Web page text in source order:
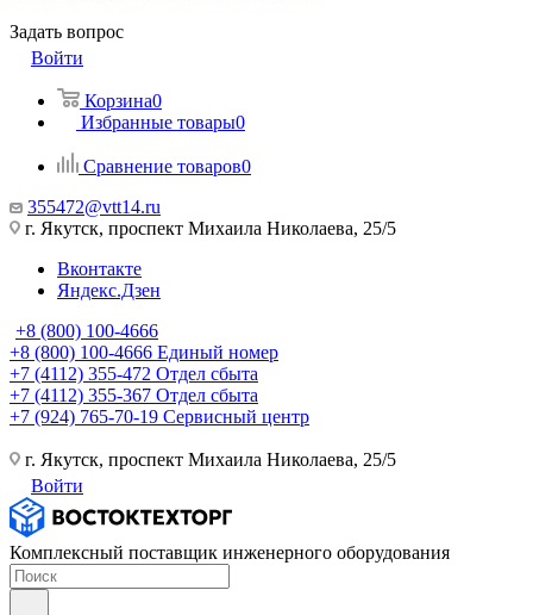
Задать вопрос
Войти
Корзина0
Избранные товары0
Сравнение товаров0
355472@vtt14.ru
г. Якутск, проспект Михаила Николаева, 25/5
Вконтакте
Яндекс.Дзен
+8 (800) 100-4666
+8 (800) 100-4666 Единый номер
+7 (4112) 355-472 Отдел сбыта
+7 (4112) 355-367 Отдел сбыта
+7 (924) 765-70-19 Сервисный центр
г. Якутск, проспект Михаила Николаева, 25/5
Войти
Комплексный поставщик инженерного оборудования